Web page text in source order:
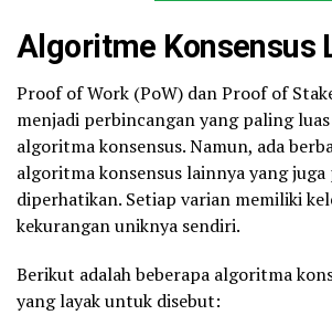
Algoritme Konsensus
Proof of Work (PoW) dan Proof of
menjadi perbincangan yang paling
algoritma konsensus. Namun, ada
algoritma konsensus lainnya yang
diperhatikan. Setiap varian memiliki
kekurangan uniknya sendiri.
Berikut adalah beberapa algoritma
yang layak untuk disebut: